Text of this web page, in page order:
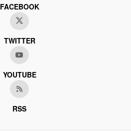
FACEBOOK
TWITTER
YOUTUBE
RSS